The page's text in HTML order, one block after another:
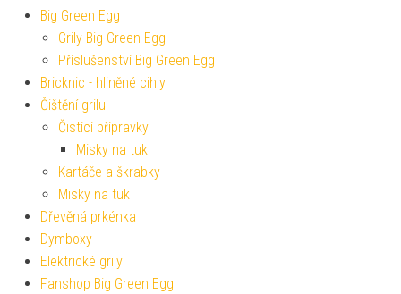
Big Green Egg
Grily Big Green Egg
Příslušenství Big Green Egg
Bricknic - hliněné cihly
Čištění grilu
Čistící přípravky
Misky na tuk
Kartáče a škrabky
Misky na tuk
Dřevěná prkénka
Dymboxy
Elektrické grily
Fanshop Big Green Egg